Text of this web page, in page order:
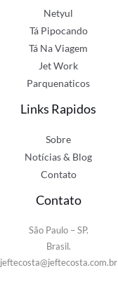
Netyul
Tá Pipocando
Tá Na Viagem
Jet Work
Parquenaticos
Links Rapidos
Sobre
Notícias & Blog
Contato
Contato
São Paulo – SP.
Brasil.
jeftecosta@jeftecosta.com.br